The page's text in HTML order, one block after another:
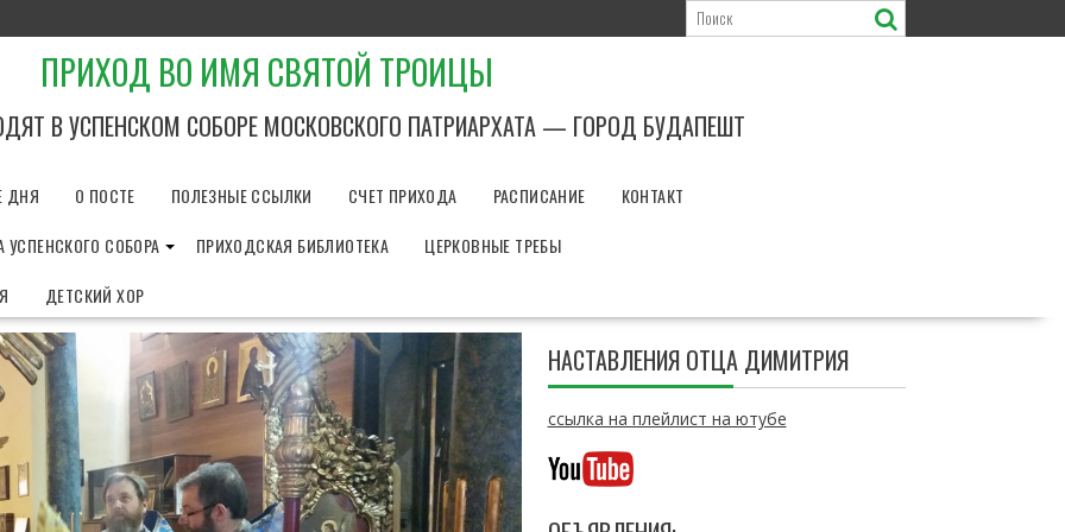
ПРИХОД ВО ИМЯ СВЯТОЙ ТРОИЦЫ
В УСПЕНСКОМ СОБОРЕ МОСКОВСКОГО ПАТРИАРХАТА — ГОРОД БУДАПЕШТ
ДНЯ О ПОСТЕ ПОЛЕЗНЫЕ ССЫЛКИ СЧЕТ ПРИХОДА РАСПИСАНИЕ
КОНТАКТ
СОБОРА ПРИХОДСКАЯ БИБЛИОТЕКА
ЦЕРКОВНЫЕ ТРЕБЫ
ДЕТСКИЙ ХОР
НАСТАВЛЕНИЯ ОТЦА ДИМИТРИЯ
ссылка на плейлист на ютубе